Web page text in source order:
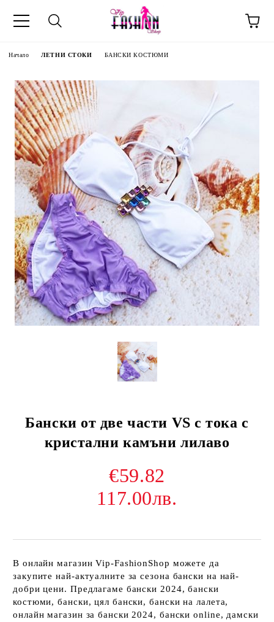
Начало ЛЕТНИ СТОКИ БАНСКИ КОСТЮМИ
Бански от две части VS с тока с
кристални камъни лилаво
€59.82
117.00лв.
В онлайн магазин Vip-FashionShop можете да
закупите най-актуалните за сезона бански на най-
добри цени. Предлагаме бански 2024, бански
костюми, бански, цял бански, бански на лалета,
онлайн магазин за бански 2024, бански online, дамски